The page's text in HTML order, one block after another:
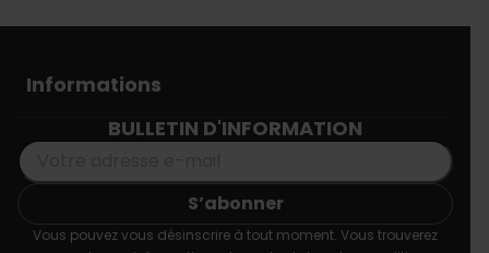
Informations
BULLETIN D'INFORMATION
Vous pouvez vous désinscrire à tout moment. Vous trouverez